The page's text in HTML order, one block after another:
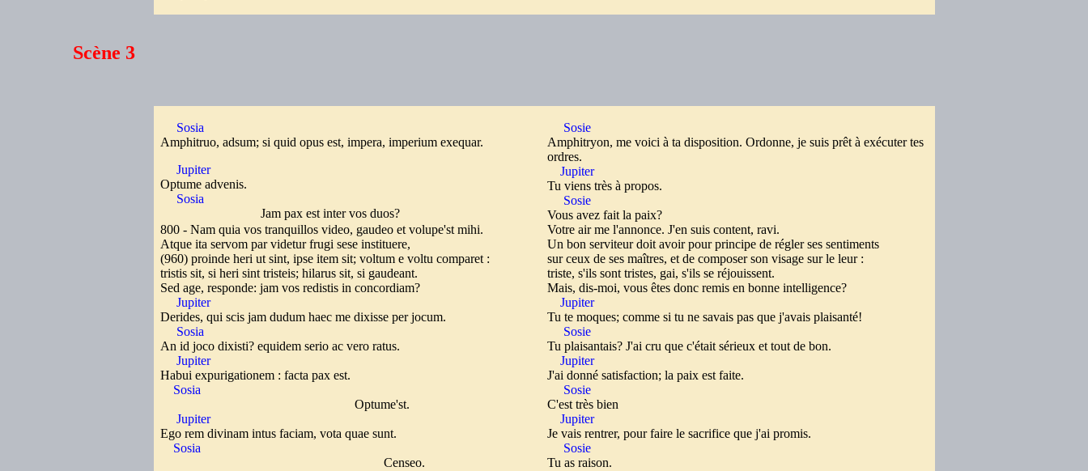
Scène 3
Sosia
Amphitruo, adsum; si quid opus est, impera, imperium exequar.
Jupiter
Optume advenis.
Sosia
Jam pax est inter vos duos?
Sosie
Amphitryon, me voici à ta disposition. Ordonne, je suis prêt à exécuter tes
ordres.
Jupiter
Tu viens très à propos.
Sosie
Vous avez fait la paix?
800 - Nam quia vos tranquillos video, gaudeo et volupe'st mihi.
Atque ita servom par videtur frugi sese instituere,
(960) proinde heri ut sint, ipse item sit; voltum e voltu comparet :
tristis sit, si heri sint tristeis; hilarus sit, si gaudeant.
Sed age, responde: jam vos redistis in concordiam?
Jupiter
Derides, qui scis jam dudum haec me dixisse per jocum.
Sosia
An id joco dixisti? equidem serio ac vero ratus.
Jupiter
Habui expurigationem : facta pax est.
Sosia
Optume'st.
Jupiter
Ego rem divinam intus faciam, vota quae sunt.
Sosia
Censeo.
Votre air me l'annonce. J'en suis content, ravi.
Un bon serviteur doit avoir pour principe de régler ses sentiments
sur ceux de ses maîtres, et de composer son visage sur le leur :
triste, s'ils sont tristes, gai, s'ils se réjouissent.
Mais, dis-moi, vous êtes donc remis en bonne intelligence?
Jupiter
Tu te moques; comme si tu ne savais pas que j'avais plaisanté!
Sosie
Tu plaisantais? J'ai cru que c'était sérieux et tout de bon.
Jupiter
J'ai donné satisfaction; la paix est faite.
Sosie
C'est très bien
Jupiter
Je vais rentrer, pour faire le sacrifice que j'ai promis.
Sosie
Tu as raison.